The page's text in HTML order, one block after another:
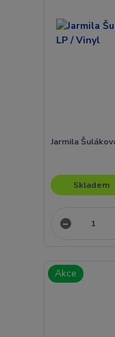
Jarmila
Skladem
Akce